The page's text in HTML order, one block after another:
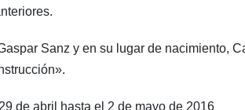
Sanz y en su lugar de nacimiento,
de abril hasta el 2 de mayo de 2016